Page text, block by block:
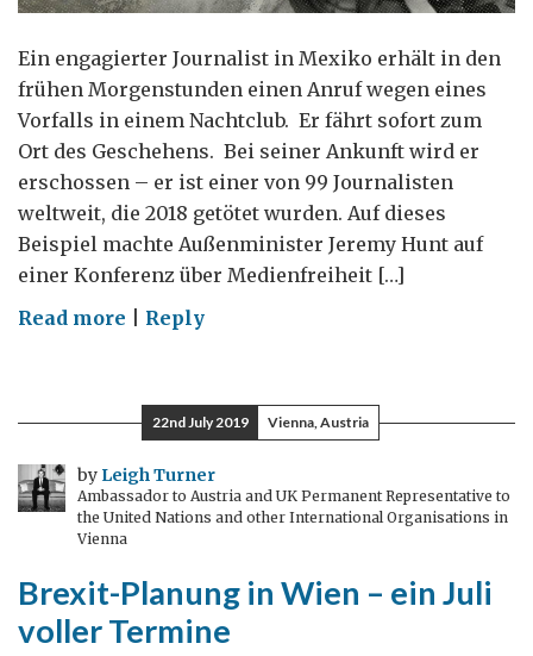
Ein engagierter Journalist in Mexiko erhält in den
frühen Morgenstunden einen Anruf wegen eines
Vorfalls in einem Nachtclub. Er fährt sofort zum
Ort des Geschehens. Bei seiner Ankunft wird er
erschossen – er ist einer von 99 Journalisten
weltweit, die 2018 getötet wurden. Auf dieses
Beispiel machte Außenminister Jeremy Hunt auf
einer Konferenz über Medienfreiheit […]
Read more onReply
22nd July 2019 Vienna, Austria
by Leigh Turner
Ambassador to Austria and UK Permanent Representative to
the United Nations and other International Organisations in
Vienna
Brexit-Planung in Wien – ein Juli
voller Termine